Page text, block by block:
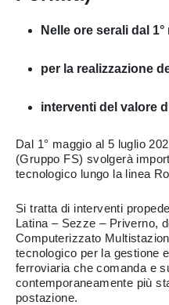
Nelle ore serali dal
per la realizzazione
interventi del valore
Dal 1° maggio al 5 luglio
(Gruppo FS) svolgerà
tecnologico lungo la linea
Si tratta di interventi
Latina – Sezze – Priverno,
Computerizzato
tecnologico per la gestione
ferroviaria che comanda e
contemporaneamente più
postazione.